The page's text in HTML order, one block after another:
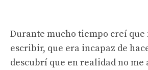
Durante mucho tiempo creí que
escribir, que era incapaz de
descubrí que en realidad no me